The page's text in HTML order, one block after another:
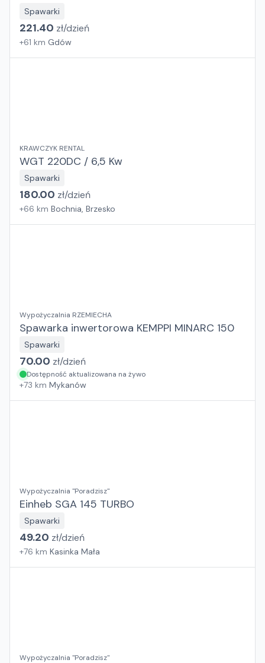
Spawarki
221.40 zł/dzień
+61 km Gdów
KRAWCZYK RENTAL
WGT 220DC / 6,5 Kw
Spawarki
180.00 zł/dzień
+66 km Bochnia, Brzesko
Wypożyczalnia RZEMIECHA
Spawarka inwertorowa KEMPPI MINARC 150
Spawarki
70.00 zł/dzień
Dostępność aktualizowana na żywo
+73 km Mykanów
Wypożyczalnia "Poradzisz"
Einheb SGA 145 TURBO
Spawarki
49.20 zł/dzień
+76 km Kasinka Mała
Wypożyczalnia "Poradzisz"